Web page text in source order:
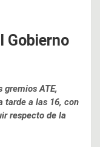
Gobierno
gremios ATE,
tarde a las 16, con
respecto de la